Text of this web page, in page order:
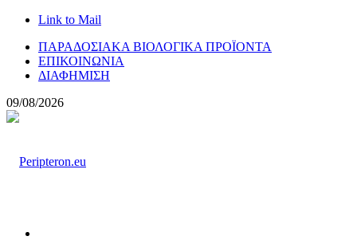
Link to Mail
ΠΑΡΑΔΟΣΙΑΚΑ ΒΙΟΛΟΓΙΚΑ ΠΡΟΪΟΝΤΑ
ΕΠΙΚΟΙΝΩΝΙΑ
ΔΙΑΦΗΜΙΣΗ
09/08/2026